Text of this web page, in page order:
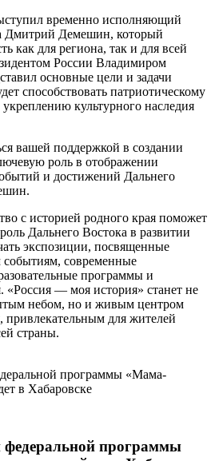
временно исполняющий
Дмитрий Демешин, который
как для региона, так и для всей
России Владимиром
основные цели и задачи
способствовать патриотическому
культурного наследия
вашей поддержкой в создании
роль в отображении
и достижений Дальнего
с историей родного края поможет
Дальнего Востока в развитии
экспозиции, посвященные
современные
программы и
«Россия — моя история» станет не
небом, но и живым центром
привлекательным для жителей
страны.
федеральной программы